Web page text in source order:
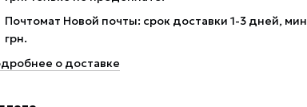
Почтомат Новой почты: срок доставки 1-3 дней,
грн.
о доставке